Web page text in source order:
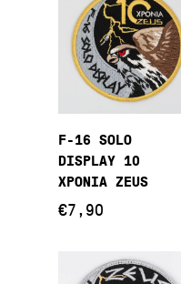
Προσθήκη Στο
Καλάθι
F-16 SOLO
DISPLAY 10
ΧΡΟΝΙΑ ZEUS
€7,90